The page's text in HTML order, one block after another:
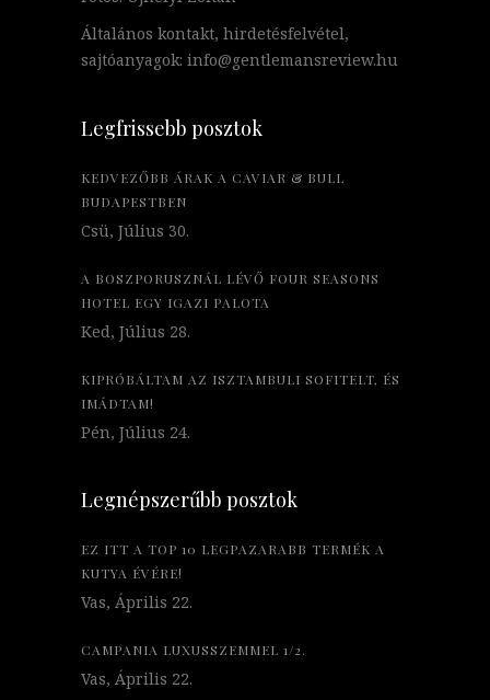
Általános kontakt, hirdetésfelvétel,
sajtóanyagok: info@gentlemansreview.hu
Legfrissebb posztok
KEDVEZŐBB ÁRAK A CAVIAR & BULL
BUDAPESTBEN
Csü, Július 30.
A BOSZPORUSZNÁL LÉVŐ FOUR SEASONS
HOTEL EGY IGAZI PALOTA
Ked, Július 28.
KIPRÓBÁLTAM AZ ISZTAMBULI SOFITELT, ÉS
IMÁDTAM!
Pén, Július 24.
Legnépszerűbb posztok
EZ ITT A TOP 10 LEGPAZARABB TERMÉK A
KUTYA ÉVÉRE!
Vas, Április 22.
CAMPANIA LUXUSSZEMMEL 1/2.
Vas, Április 22.